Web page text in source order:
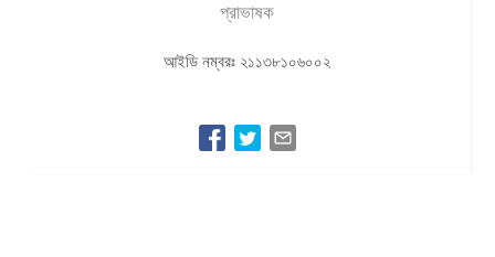
প্রাভাষক
আইডি নম্বরঃ ২১১৩৮১০৬০০২